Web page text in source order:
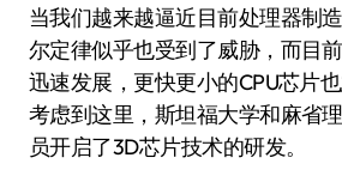
当我们越来越逼近目前处理器制
尔定律似乎也受到了威胁，而目
迅速发展，更快更小的CPU芯片
考虑到这里，斯坦福大学和麻省
员开启了3D芯片技术的研发。